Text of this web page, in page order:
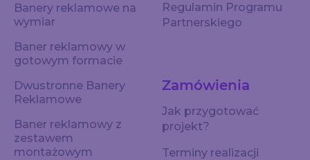
Banery reklamowe na
wymiar
Baner reklamowy w
gotowym formacie
Dwustronne Banery
Reklamowe
Baner reklamowy z
zestawem
montażowym
Regulamin Programu
Partnerskiego
Zamówienia
Jak przygotować
projekt?
Terminy realizacji